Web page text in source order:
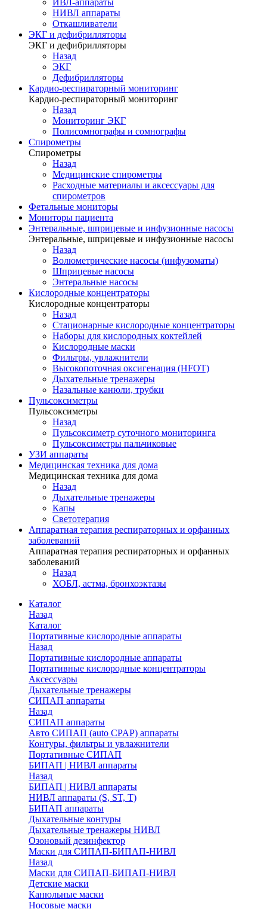
ИВЛ-аппараты
НИВЛ аппараты
Откашливатели
ЭКГ и дефибрилляторы
ЭКГ и дефибрилляторы
Назад
ЭКГ
Дефибрилляторы
Кардио-респираторный мониторинг
Кардио-респираторный мониторинг
Назад
Мониторинг ЭКГ
Полисомнографы и сомнографы
Спирометры
Спирометры
Назад
Медицинские спирометры
Расходные материалы и аксессуары для
спирометров
Фетальные мониторы
Мониторы пациента
Энтеральные, шприцевые и инфузионные насосы
Энтеральные, шприцевые и инфузионные насосы
Назад
Волюметрические насосы (инфузоматы)
Шприцевые насосы
Энтеральные насосы
Кислородные концентраторы
Кислородные концентраторы
Назад
Стационарные кислородные концентраторы
Наборы для кислородных коктейлей
Кислородные маски
Фильтры, увлажнители
Высокопоточная оксигенация (HFOT)
Дыхательные тренажеры
Назальные канюли, трубки
Пульсоксиметры
Пульсоксиметры
Назад
Пульсоксиметр суточного мониторинга
Пульсоксиметры пальчиковые
УЗИ аппараты
Медицинская техника для дома
Медицинская техника для дома
Назад
Дыхательные тренажеры
Капы
Светотерапия
Аппаратная терапия респираторных и орфанных
заболеваний
Аппаратная терапия респираторных и орфанных
заболеваний
Назад
ХОБЛ, астма, бронхоэктазы
Каталог
Назад
Каталог
Портативные кислородные аппараты
Назад
Портативные кислородные аппараты
Портативные кислородные концентраторы
Аксессуары
Дыхательные тренажеры
СИПАП аппараты
Назад
СИПАП аппараты
Aвто СИПАП (auto CPAP) аппараты
Контуры, фильтры и увлажнители
Портативные СИПАП
БИПАП | НИВЛ аппараты
Назад
БИПАП | НИВЛ аппараты
НИВЛ аппараты (S, ST, T)
БИПАП аппараты
Дыхательные контуры
Дыхательные тренажеры НИВЛ
Озоновый дезинфектор
Маски для СИПАП-БИПАП-НИВЛ
Назад
Маски для СИПАП-БИПАП-НИВЛ
Детские маски
Канюльные маски
Носовые маски